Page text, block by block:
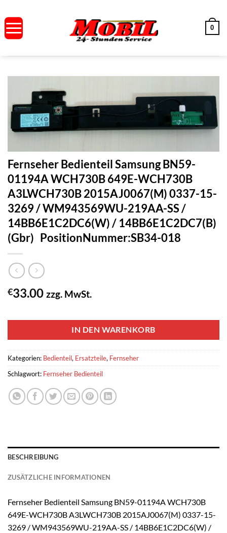
Inhalt
springen
0
Fernseher Bedienteil Samsung BN59-
01194A WCH730B 649E-WCH730B
A3LWCH730B 2015AJ0067(M) 0337-15-
3269 / WM943569WU-219AA-SS /
14BB6E1C2DC6(W) / 14BB6E1C2DC7(B)
(Gbr) PositionNummer:SB34-018
€33.00 zzg. MwSt.
IN DEN WARENKORB
Kategorien: Bedienteil, Ersatzteile, Fernseher
Schlagwort: Fernseher Bedienteil
BESCHREIBUNG
ZUSÄTZLICHE INFORMATIONEN
Fernseher Bedienteil Samsung BN59-01194A WCH730B
649E-WCH730B A3LWCH730B 2015AJ0067(M) 0337-15-
3269 / WM943569WU-219AA-SS / 14BB6E1C2DC6(W) /